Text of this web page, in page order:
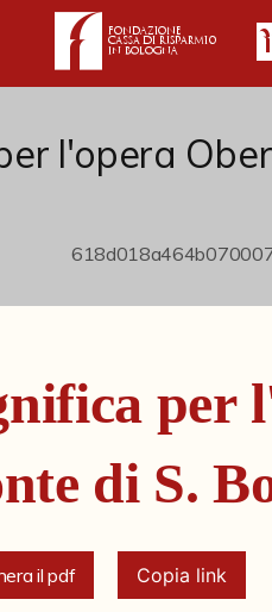
l'opera
per
di S.
il pdf Copia link